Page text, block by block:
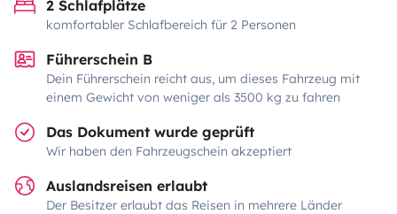
2 Schlafplätze
komfortabler Schlafbereich für 2 Personen
Führerschein B
Dein Führerschein reicht aus, um dieses Fahrzeug mit
einem Gewicht von weniger als 3500 kg zu fahren
Das Dokument wurde geprüft
Wir haben den Fahrzeugschein akzeptiert
Auslandsreisen erlaubt
Der Besitzer erlaubt das Reisen in mehrere Länder